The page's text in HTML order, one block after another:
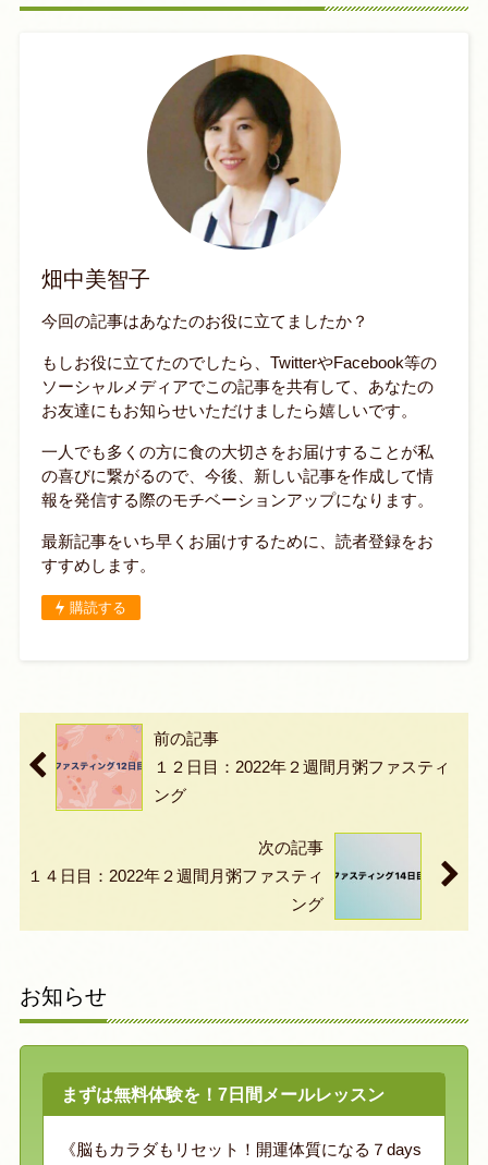
畑中美智子
今回の記事はあなたのお役に立てましたか？
もしお役に立てたのでしたら、TwitterやFacebook等の
ソーシャルメディアでこの記事を共有して、あなたの
お友達にもお知らせいただけましたら嬉しいです。
一人でも多くの方に食の大切さをお届けすることが私
の喜びに繋がるので、今後、新しい記事を作成して情
報を発信する際のモチベーションアップになります。
最新記事をいち早くお届けするために、読者登録をお
すすめします。
購読する
前の記事
１２日目：2022年２週間月粥ファスティ
ング
次の記事
１４日目：2022年２週間月粥ファスティ
ング
お知らせ
まずは無料体験を！7日間メールレッスン
《脳もカラダもリセット！開運体質になる７days